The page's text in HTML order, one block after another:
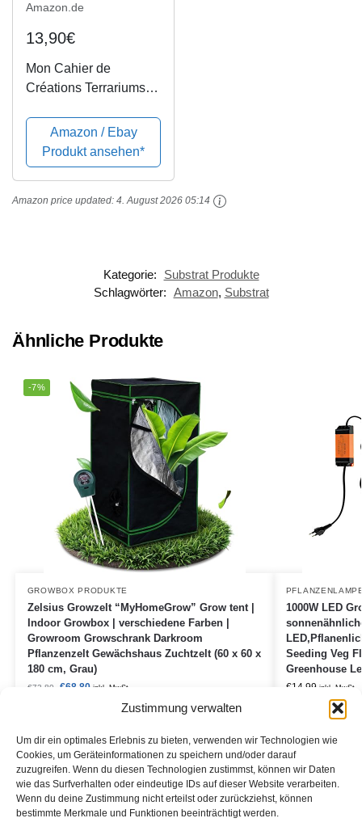
Zustimmung verwalten
Um dir ein optimales Erlebnis zu bieten, verwenden wir Technologien wie
Cookies, um Geräteinformationen zu speichern und/oder darauf
zuzugreifen. Wenn du diesen Technologien zustimmst, können wir Daten
wie das Surfverhalten oder eindeutige IDs auf dieser Website verarbeiten.
Wenn du deine Zustimmung nicht erteilst oder zurückziehst, können
bestimmte Merkmale und Funktionen beeinträchtigt werden.
Amazon.de
13,90€
Mon Cahier de
Créations Terrariums
projets à remplir:
Carnet, livre de bord à
compléter pour noter
ses créations | Mini
jardin en ... sous...
Amazon / Ebay
Produkt ansehen*
Amazon price updated: 4. August 2026 05:14
Kategorie:
Substrat Produkte
Schlagwörter: Amazon, Substrat
Ähnliche Produkte
-7%
GROWBOX PRODUKTE
Zelsius Growzelt “MyHomeGrow” Grow tent |
Indoor Growbox | verschiedene Farben |
Growroom Growschrank Darkroom
Pflanzenzelt Gewächshaus Zuchtzelt (60 x 60 x
180 cm, Grau)
€73,80 €68,80 inkl. MwSt.
Amazon / Ebay Produkt ansehen*
1000W LED
Seeding Veg
Greenhouse
€14,99 inkl. MwSt.
Informationen: